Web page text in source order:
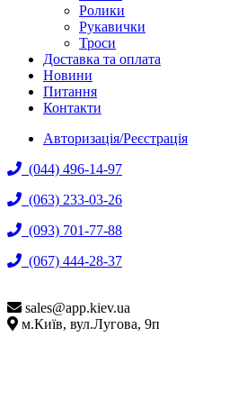
Ролики
Рукавички
Троси
Доставка та оплата
Новини
Питання
Контакти
Авторизація/Реєстрація
(044) 496-14-97
(063) 233-03-26
(093) 701-77-88
(067) 444-28-37
sales@app.kiev.ua
м.Київ, вул.Лугова, 9п